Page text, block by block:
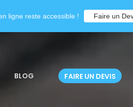
BLOG FAIRE UN DEVIS
ligne reste accessible ! Faire un